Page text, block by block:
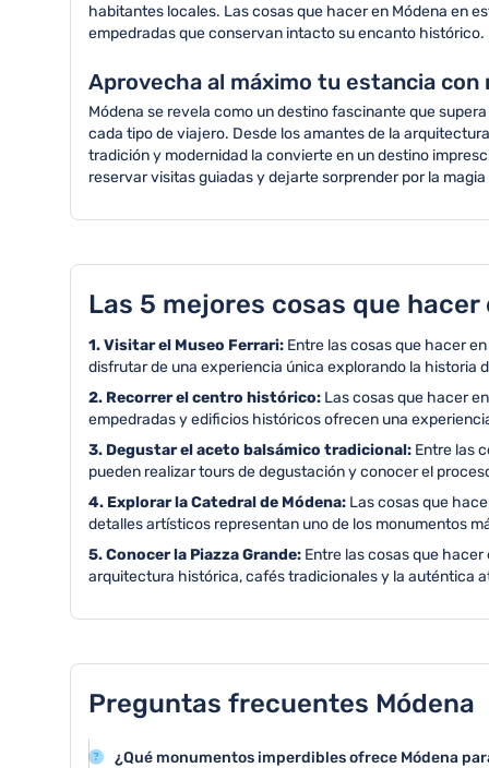
habitantes locales. Las cosas que hacer en Módena en
empedradas que conservan intacto su encanto histórico.
Aprovecha al máximo tu estancia
Módena se revela como un destino fascinante que
cada tipo de viajero. Desde los amantes de la
tradición y modernidad la convierte en un destino
reservar visitas guiadas y dejarte sorprender por la
Las 5 mejores cosas que hacer
1. Visitar el Museo Ferrari: Entre las cosas que hacer
disfrutar de una experiencia única explorando la historia
2. Recorrer el centro histórico: Las cosas que hacer
empedradas y edificios históricos ofrecen una
3. Degustar el aceto balsámico tradicional: Entre las
pueden realizar tours de degustación y conocer el
4. Explorar la Catedral de Módena: Las cosas que
detalles artísticos representan uno de los monumentos
5. Conocer la Piazza Grande: Entre las cosas que
arquitectura histórica, cafés tradicionales y la auténtica
Preguntas frecuentes Módena
¿Qué monumentos imperdibles ofrece Módena